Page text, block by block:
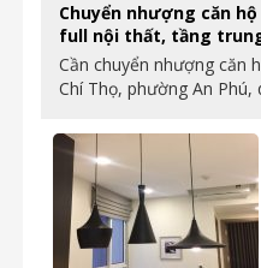
Chuyển nhượng căn
full nội thất, tầng
Cần chuyển nhượng căn
Chí Thọ, phường An